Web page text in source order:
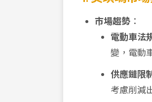
市場趨勢 ：
電動車法
變，電動
供應鏈限制
考慮削減